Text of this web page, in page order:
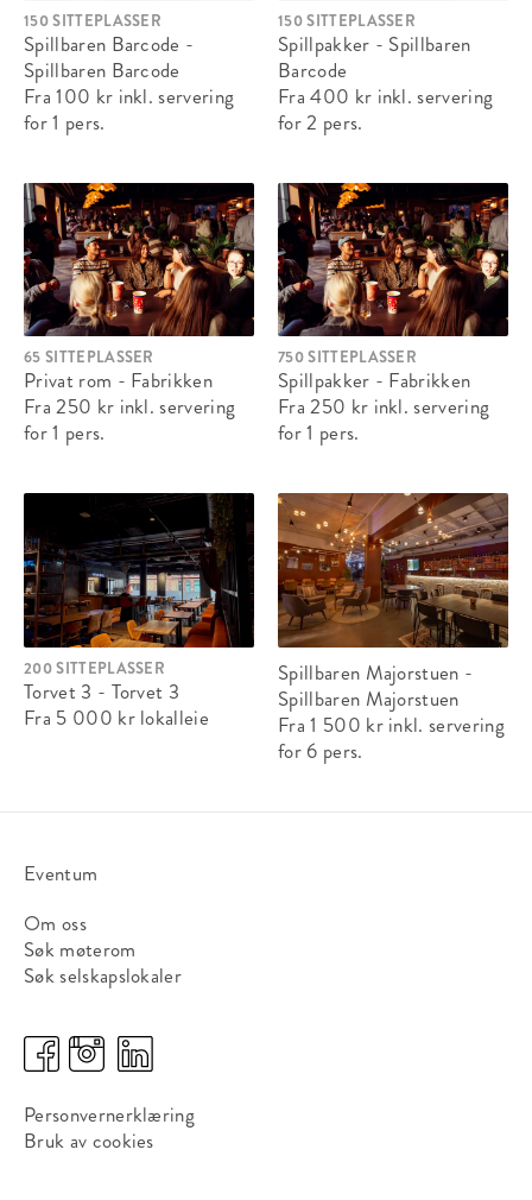
150 SITTEPLASSER
Spillbaren Barcode -
Spillbaren Barcode
Fra 100 kr inkl. servering
for 1 pers.
150 SITTEPLASSER
Spillpakker - Spillbaren
Barcode
Fra 400 kr inkl. servering
for 2 pers.
65 SITTEPLASSER
Privat rom - Fabrikken
Fra 250 kr inkl. servering
for 1 pers.
750 SITTEPLASSER
Spillpakker - Fabrikken
Fra 250 kr inkl. servering
for 1 pers.
200 SITTEPLASSER
Torvet 3 - Torvet 3
Fra 5 000 kr lokalleie
Spillbaren Majorstuen -
Spillbaren Majorstuen
Fra 1 500 kr inkl. servering
for 6 pers.
Eventum
Om oss
Søk møterom
Søk selskapslokaler
Personvernerklæring
Bruk av cookies